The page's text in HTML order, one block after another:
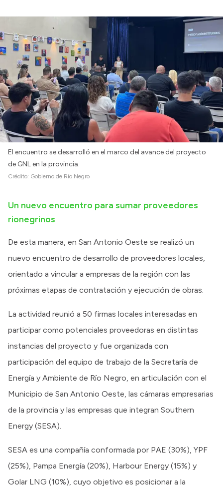
Login
El encuentro se desarrolló en el marco del avance del proyecto
de GNL en la provincia.
Crédito: Gobierno de Río Negro
Un nuevo encuentro para sumar proveedores
rionegrinos
De esta manera, en San Antonio Oeste se realizó un
nuevo encuentro de desarrollo de proveedores locales,
orientado a vincular a empresas de la región con las
próximas etapas de contratación y ejecución de obras.
La actividad reunió a 50 firmas locales interesadas en
participar como potenciales proveedoras en distintas
instancias del proyecto y fue organizada con
participación del equipo de trabajo de la Secretaría de
Energía y Ambiente de Río Negro, en articulación con el
Municipio de San Antonio Oeste, las cámaras empresarias
de la provincia y las empresas que integran Southern
Energy (SESA).
SESA es una compañía conformada por PAE (30%), YPF
(25%), Pampa Energía (20%), Harbour Energy (15%) y
Golar LNG (10%), cuyo objetivo es posicionar a la